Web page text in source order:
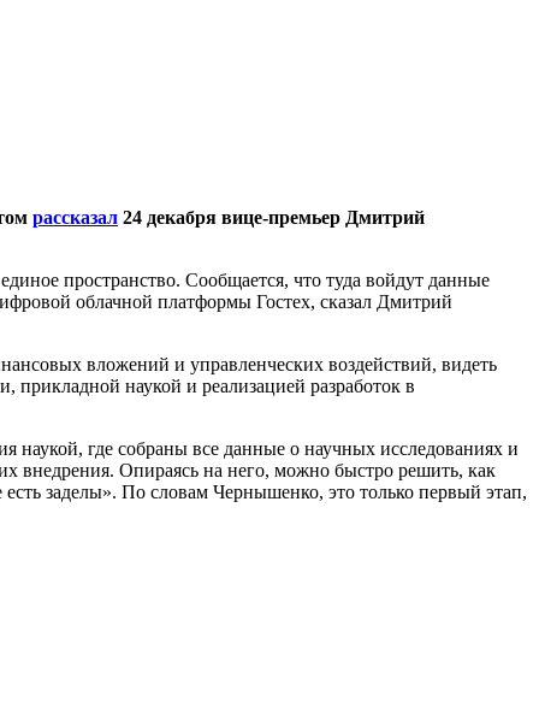
рассказал 24 декабря вице-премьер Дмитрий
пространство. Сообщается, что туда войдут данные
облачной платформы Гостех, сказал Дмитрий
вложений и управленческих воздействий, видеть
прикладной наукой и реализацией разработок в
наукой, где собраны все данные о научных исследованиях и
внедрения. Опираясь на него, можно быстро решить, как
заделы». По словам Чернышенко, это только первый этап,